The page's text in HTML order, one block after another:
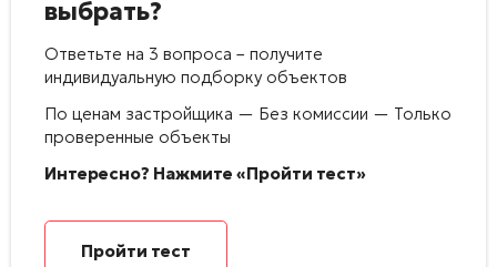
выбрать?
Ответьте на 3 вопроса – получите
индивидуальную подборку объектов
По ценам застройщика — Без комиссии — Только
проверенные объекты
Интересно? Нажмите «Пройти тест»
Пройти тест